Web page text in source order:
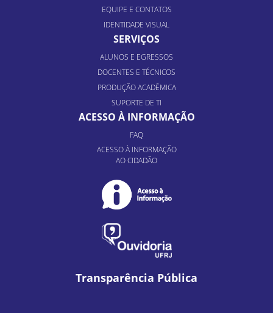
EQUIPE E CONTATOS
IDENTIDADE VISUAL
SERVIÇOS
ALUNOS E EGRESSOS
DOCENTES E TÉCNICOS
PRODUÇÃO ACADÊMICA
SUPORTE DE TI
ACESSO À INFORMAÇÃO
FAQ
ACESSO À INFORMAÇÃO
AO CIDADÃO
Transparência Pública